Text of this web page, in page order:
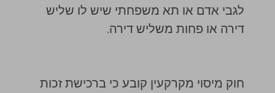
לגבי אדם או תא משפחתי שיש לו שליש
דירה או פחות משליש דירה.
חוק מיסוי מקרקעין קובע כי ברכישת זכות